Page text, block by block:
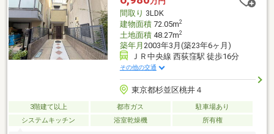
間取り 3LDK
建物面積72.05m2
土地面積48.27m2
築年月 2003年3月(築23年6ヶ月)
ＪＲ中央線 西荻窪駅 徒歩16分
その他の交通
東京都杉並区桃井４
3階建て以上 都市ガス
駐車場あり
システムキッチン
浴室乾燥機 所有権